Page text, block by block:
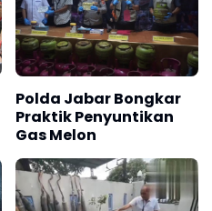
Polda Jabar Bongkar
Praktik Penyuntikan
Gas Melon